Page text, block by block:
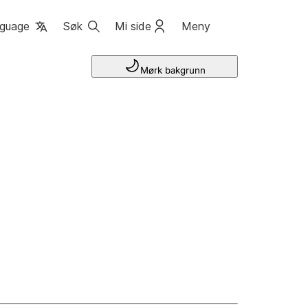
Søk Mi side Meny
Mørk bakgrunn